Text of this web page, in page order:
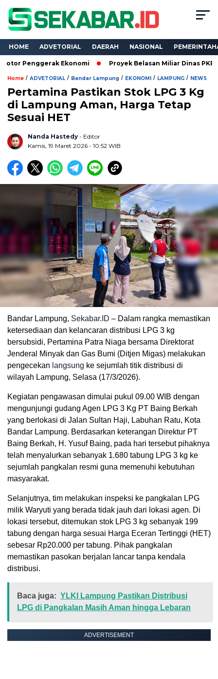
HOME ADVETORIAL DAERAH NASIONAL
Ekonomi Proyek Belasan Miliar Dinas PKPCK
Home / ADVETORIAL / Bandar Lampung / EKONOMI / LAMPUNG / NEWS
Pertamina Pastikan Stok LPG 3 Kg
di Lampung Aman, Harga Tetap
Sesuai HET
Nanda Hastedy - Editor
Kamis, 19 Maret 2026 - 10:52 WIB
Bandar Lampung, Sekabar.ID – Dalam rangka memastikan
ketersediaan dan kelancaran distribusi LPG 3 kg
bersubsidi, Pertamina Patra Niaga bersama Direktorat
Jenderal Minyak dan Gas Bumi (Ditjen Migas) melakukan
pengecekan langsung ke sejumlah titik distribusi di
wilayah Lampung, Selasa (17/3/2026).
Kegiatan pengawasan dimulai pukul 09.00 WIB dengan
mengunjungi gudang Agen LPG 3 Kg PT Baing Berkah
yang berlokasi di Jalan Sultan Haji, Labuhan Ratu, Kota
Bandar Lampung. Berdasarkan keterangan Direktur PT
Baing Berkah, H. Yusuf Baing, pada hari tersebut pihaknya
telah menyalurkan sebanyak 1.680 tabung LPG 3 kg ke
sejumlah pangkalan resmi guna memenuhi kebutuhan
masyarakat.
Selanjutnya, tim melakukan inspeksi ke pangkalan LPG
milik Waryuti yang berada tidak jauh dari lokasi agen. Di
lokasi tersebut, ditemukan stok LPG 3 kg sebanyak 199
tabung dengan harga sesuai Harga Eceran Tertinggi (HET)
sebesar Rp20.000 per tabung. Pihak pangkalan
memastikan pasokan berjalan lancar tanpa kendala
distribusi.
Baca juga: YLKI Lampung Pastikan Distribusi
LPG di Pangkalan Masih Aman hingga Lebaran
ADVERTISEMENT